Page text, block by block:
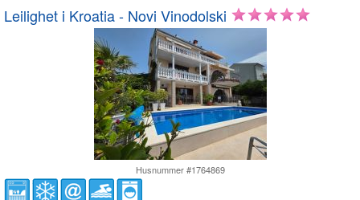
Leilighet i Kroatia - Novi Vinodolski
Husnummer #1764869